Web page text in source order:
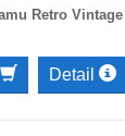
Retro Vintage
Detail